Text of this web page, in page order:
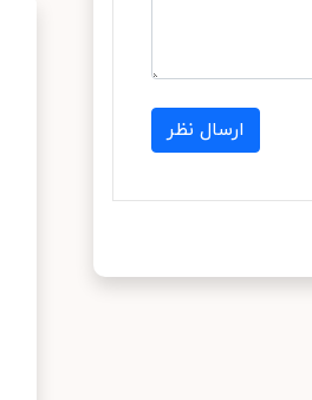
ارسال نظر